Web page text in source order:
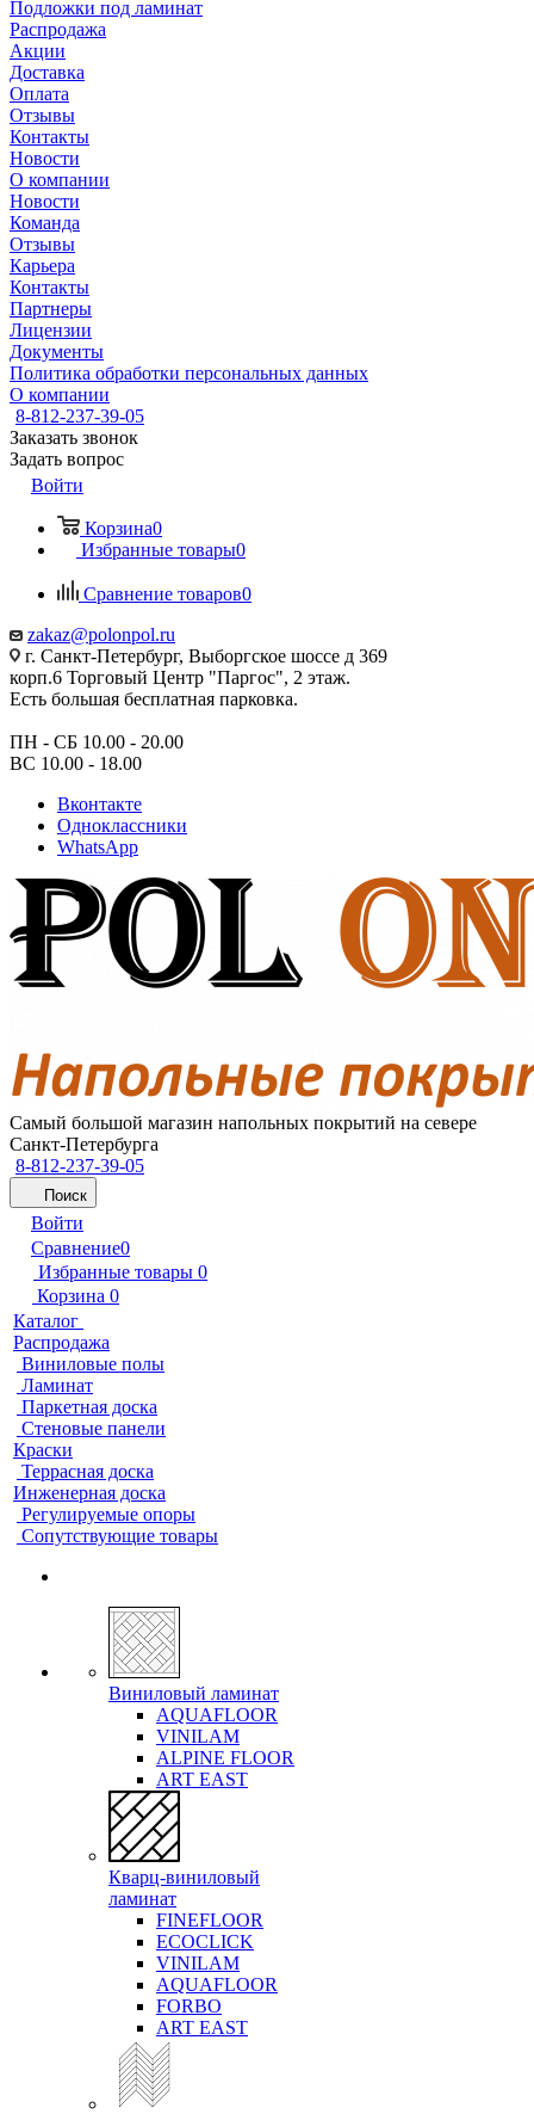
Подложки под ламинат
Распродажа
Акции
Доставка
Оплата
Отзывы
Контакты
Новости
О компании
Новости
Команда
Отзывы
Карьера
Контакты
Партнеры
Лицензии
Документы
Политика обработки персональных данных
О компании
8-812-237-39-05
Заказать звонок
Задать вопрос
Войти
Корзина0
Избранные товары0
Сравнение товаров0
zakaz@polonpol.ru
г. Санкт-Петербург, Выборгское шоссе д 369
корп.6 Торговый Центр "Паргос", 2 этаж.
Есть большая бесплатная парковка.
ПН - СБ 10.00 - 20.00
ВС 10.00 - 18.00
Вконтакте
Одноклассники
WhatsApp
Самый большой магазин напольных покрытий на севере
Санкт-Петербурга
8-812-237-39-05
Поиск
Войти
Сравнение0
Избранные товары 0
Корзина 0
Каталог
Распродажа
Виниловые полы
Ламинат
Паркетная доска
Стеновые панели
Краски
Террасная доска
Инженерная доска
Регулируемые опоры
Сопутствующие товары
Виниловый ламинат
AQUAFLOOR
VINILAM
ALPINE FLOOR
ART EAST
Кварц-виниловый
ламинат
FINEFLOOR
ECOCLICK
VINILAM
AQUAFLOOR
FORBO
ART EAST